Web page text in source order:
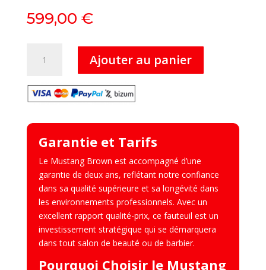
599,00 €
Brown
–
de
barbier
Ajouter au panier
Garantie et Tarifs
Le Mustang Brown est accompagné d’une
garantie de deux ans, reflétant notre confiance
dans sa qualité supérieure et sa longévité dans
les environnements professionnels. Avec un
excellent rapport qualité-prix, ce fauteuil est un
investissement stratégique qui se démarquera
dans tout salon de beauté ou de barbier.
Pourquoi Choisir le Mustang